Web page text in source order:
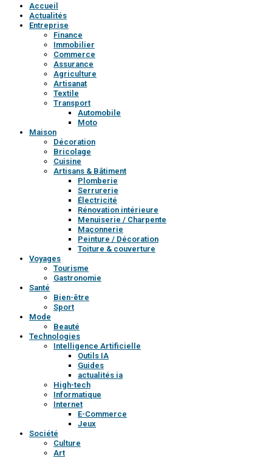
Accueil
Actualités
Entreprise
Finance
Immobilier
Commerce
Assurance
Agriculture
Artisanat
Textile
Transport
Automobile
Moto
Maison
Décoration
Bricolage
Cuisine
Artisans & Bâtiment
Plomberie
Serrurerie
Électricité
Rénovation intérieure
Menuiserie / Charpente
Maçonnerie
Peinture / Décoration
Toiture & couverture
Voyages
Tourisme
Gastronomie
Santé
Bien-être
Sport
Mode
Beauté
Technologies
Intelligence Artificielle
Outils IA
Guides
actualités ia
High-tech
Informatique
Internet
E-Commerce
Jeux
Société
Culture
Art